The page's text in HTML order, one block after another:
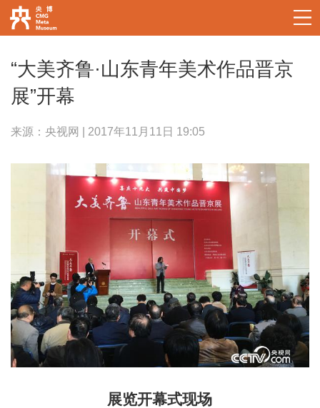
“大美齐鲁·山东青年美术作品晋京
展”开幕
来源：央视网 | 2017年11月11日 19:05
展览开幕式现场